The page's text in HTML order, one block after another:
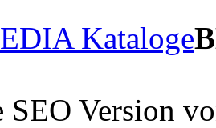
Kataloge
SEO Version